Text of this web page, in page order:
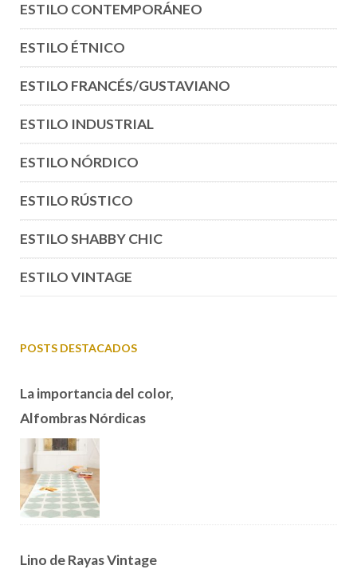
ESTILO CONTEMPORÁNEO
ESTILO ÉTNICO
ESTILO FRANCÉS/GUSTAVIANO
ESTILO INDUSTRIAL
ESTILO NÓRDICO
ESTILO RÚSTICO
ESTILO SHABBY CHIC
ESTILO VINTAGE
POSTS DESTACADOS
La importancia del color,
Alfombras Nórdicas
Lino de Rayas Vintage